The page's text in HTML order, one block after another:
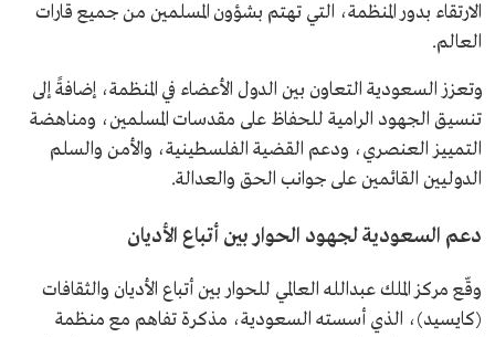
الارتقاء بدور المنظمة، التي تهتم بشؤون المسلمين من جميع قارات
العالم.
وتعزز السعودية التعاون بين الدول الأعضاء في المنظمة، إضافةً إلى
تنسيق الجهود الرامية للحفاظ على مقدسات المسلمين، ومناهضة
التمييز العنصري، ودعم القضية الفلسطينية، والأمن والسلم
الدوليين القائمين على جوانب الحق والعدالة.
دعم السعودية لجهود الحوار بين أتباع الأديان
وقّع مركز الملك عبدالله العالمي للحوار بين أتباع الأديان والثقافات
(كايسيد)، الذي أسسته السعودية، مذكرة تفاهم مع منظمة